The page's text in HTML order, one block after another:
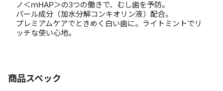
ノ＜ｍHAP＞の3つの働きで、むし歯を予防。
パール成分（加水分解コンキオリン液）配合。
プレミアムケアでときめく白い歯に。ライトミントでリ
ッチな使い心地。
商品スペック